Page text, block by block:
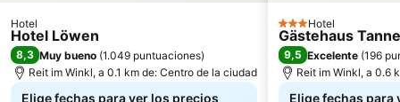
Hotel
Hotel Löwen
8,3 Muy bueno (1.049 puntuaciones)
Reit im Winkl, a 0.1 km de: Centro de la ciudad
Elige fechas para ver los precios
3 Estrellas
Hotel
Gästehaus
9,5 Excelente (196
Reit im Winkl, a 0.6
Elige fechas para